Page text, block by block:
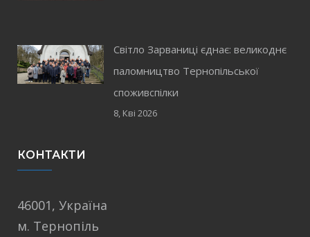
Світло Зарваниці єднає: великоднє
паломництво Тернопільської
споживспілки
8, Кві 2026
КОНТАКТИ
46001, Україна
м. Тернопіль